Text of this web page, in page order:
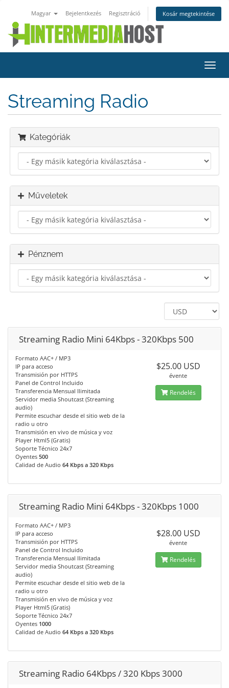
Magyar Bejelentkezés Regisztráció Kosár megtekintése
a
Streaming Radio
Kategóriák
Műveletek
Pénznem
Streaming Radio Mini 64Kbps - 320Kbps 500
Formato AAC+ / MP3
IP para acceso
Transmisión por HTTPS
Panel de Control Incluido
Transferencia Mensual Ilimitada
Servidor media Shoutcast (Streaming
audio)
Permite escuchar desde el sitio web de la
radio u otro
Transmisión en vivo de música y voz
Player Html5 (Gratis)
Soporte Técnico 24x7
Oyentes 500
Calidad de Audio 64 Kbps a 320 Kbps
$25.00 USD
évente
Rendelés
Streaming Radio Mini 64Kbps - 320Kbps 1000
Formato AAC+ / MP3
IP para acceso
Transmisión por HTTPS
Panel de Control Incluido
Transferencia Mensual Ilimitada
Servidor media Shoutcast (Streaming
audio)
Permite escuchar desde el sitio web de la
radio u otro
Transmisión en vivo de música y voz
Player Html5 (Gratis)
Soporte Técnico 24x7
Oyentes 1000
Calidad de Audio 64 Kbps a 320 Kbps
$28.00 USD
évente
Rendelés
Streaming Radio 64Kbps / 320 Kbps 3000